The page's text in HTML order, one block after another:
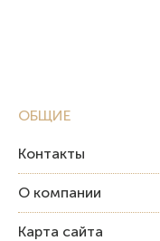
ОБЩИЕ
Контакты
О компании
Карта сайта